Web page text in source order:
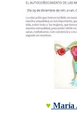
♥ María